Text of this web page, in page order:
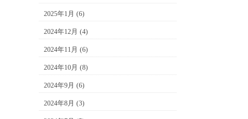
2025年1月 (6)
2024年12月 (4)
2024年11月 (6)
2024年10月 (8)
2024年9月 (6)
2024年8月 (3)